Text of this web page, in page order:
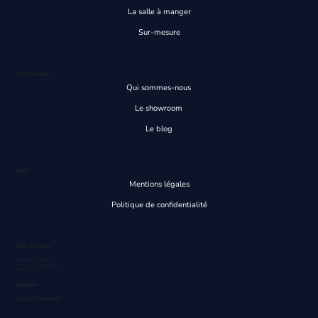
La salle à manger
Sur-mesure
Mentions légales
Politique de confidentialité
Henri Socquet
Qui sommes-nous
Le showroom
Le blog